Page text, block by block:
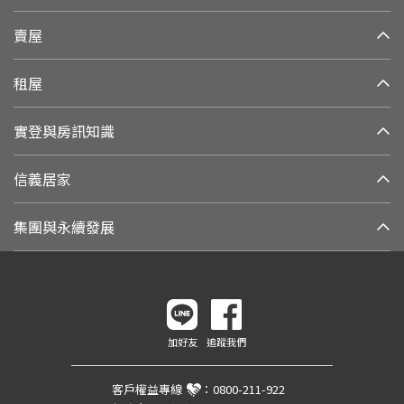
賣屋
租屋
實登與房訊知識
信義居家
集團與永續發展
加好友 追蹤我們
客戶權益專線 ： 0800-211-922